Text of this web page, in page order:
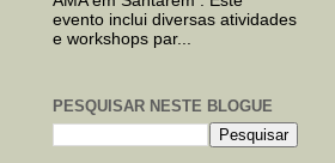
evento inclui diversas atividades
e workshops par...
PESQUISAR NESTE BLOGUE